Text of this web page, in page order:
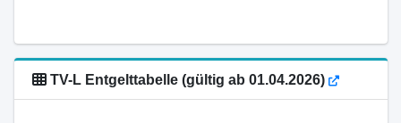
TV-L Entgelttabelle (gültig ab 01.04.2026)